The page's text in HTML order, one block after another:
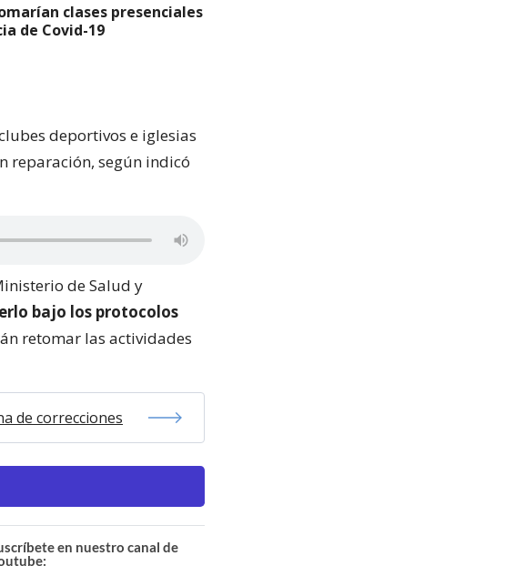
clases presenciales
de Covid-19
deportivos e iglesias
reparación, según indicó
de Salud y
bajo los protocolos
retomar las actividades
de correcciones
en nuestro canal de